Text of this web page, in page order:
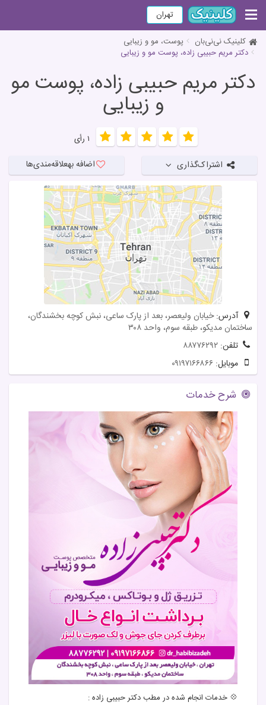
تهران
کلینیک نی‌نی‌بان
پوست، مو و زیبایی
دکتر مریم حبیبی زاده، پوست مو و زیبایی
دکتر مریم حبیبی زاده، پوست مو
و زیبایی
۱ رأی
اشتراک‌گذاری اضافه بهعلاقه‌مندی‌ها
آدرس:خیابان ولیعصر، بعد از پارک ساعی، نبش کوچه بخشندگان،
ساختمان مدیکو، طبقه سوم، واحد ۳۰۸
تلفن: ۸۸۷۷۶۲۹۲
موبایل: ۰۹۱۹۷۱۶۶۸۶۶
شرح خدمات
💠 خدمات انجام شده در مطب دکتر حبیبی زاده :